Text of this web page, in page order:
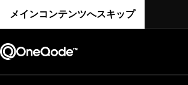
メインコンテンツへスキップ